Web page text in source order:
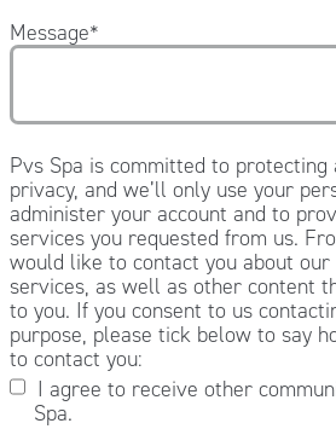
Message*
Pvs Spa is committed to protecting
privacy, and we’ll only use your
administer your account and to
services you requested from us.
would like to contact you about our
services, as well as other content
to you. If you consent to us
purpose, please tick below to say
to contact you:
I agree to receive other
Spa.